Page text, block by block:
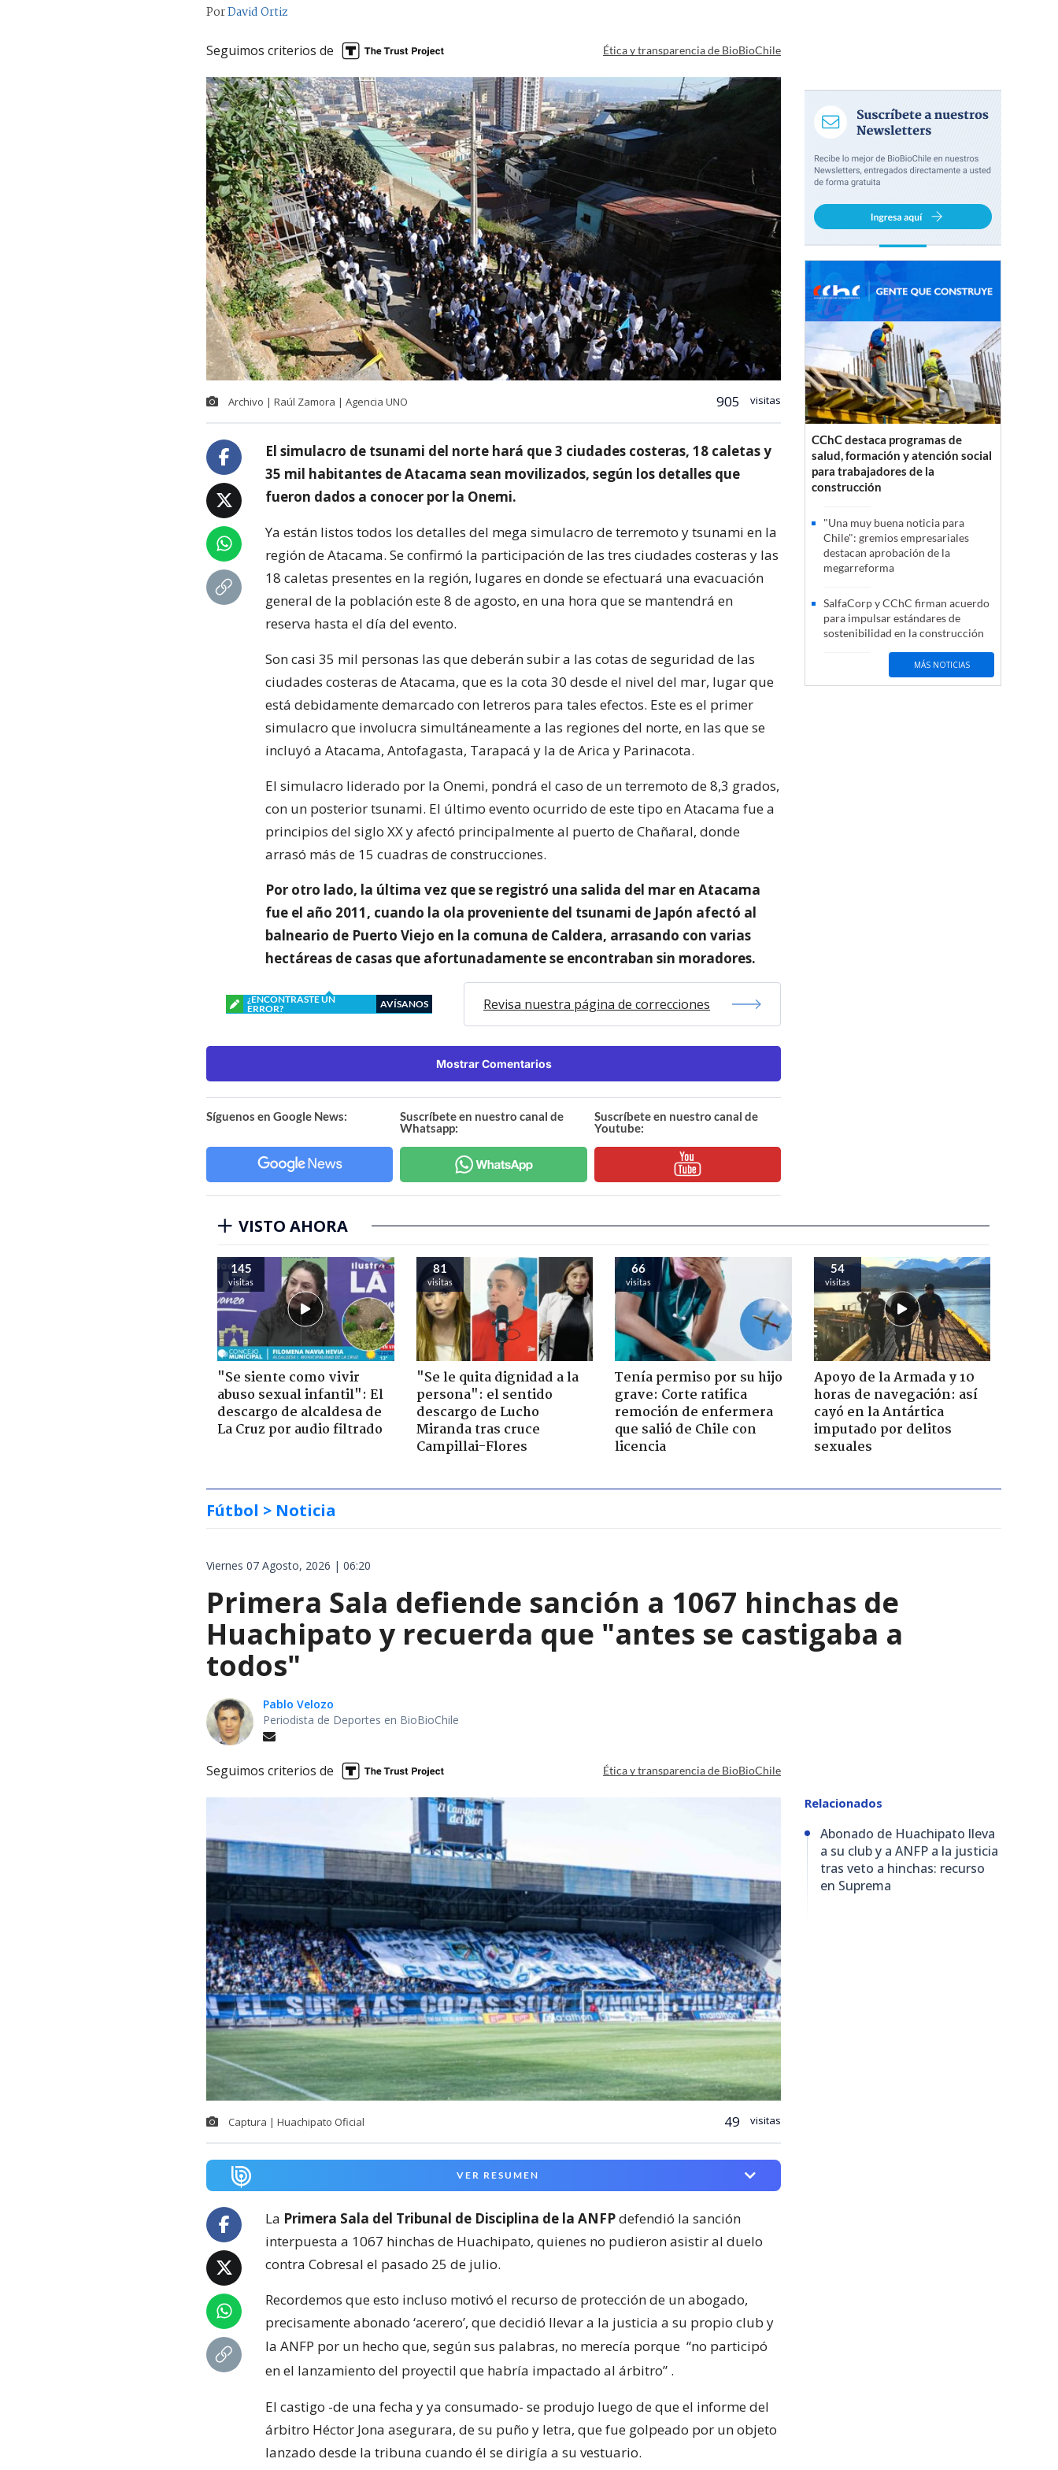
PorDavid Ortiz
Seguimos criterios de Ética y transparencia de BioBioChile
Archivo | Raúl Zamora | Agencia UNO 905 visitas
El simulacro de tsunami del norte hará que 3 ciudades costeras, 18 caletas y
35 mil habitantes de Atacama sean movilizados, según los detalles que
fueron dados a conocer por la Onemi.
Ya están listos todos los detalles del mega simulacro de terremoto y tsunami en la
región de Atacama. Se confirmó la participación de las tres ciudades costeras y las
18 caletas presentes en la región, lugares en donde se efectuará una evacuación
general de la población este 8 de agosto, en una hora que se mantendrá en
reserva hasta el día del evento.
Son casi 35 mil personas las que deberán subir a las cotas de seguridad de las
ciudades costeras de Atacama, que es la cota 30 desde el nivel del mar, lugar que
está debidamente demarcado con letreros para tales efectos. Este es el primer
simulacro que involucra simultáneamente a las regiones del norte, en las que se
incluyó a Atacama, Antofagasta, Tarapacá y la de Arica y Parinacota.
El simulacro liderado por la Onemi, pondrá el caso de un terremoto de 8,3 grados,
con un posterior tsunami. El último evento ocurrido de este tipo en Atacama fue a
principios del siglo XX y afectó principalmente al puerto de Chañaral, donde
arrasó más de 15 cuadras de construcciones.
Por otro lado, la última vez que se registró una salida del mar en Atacama
fue el año 2011, cuando la ola proveniente del tsunami de Japón afectó al
balneario de Puerto Viejo en la comuna de Caldera, arrasando con varias
hectáreas de casas que afortunadamente se encontraban sin moradores.
¿ENCONTRASTE UN
ERROR?
AVÍSANOS Revisa nuestra página de correcciones
Mostrar Comentarios
Síguenos en Google News:
Suscríbete en nuestro canal de
Whatsapp:
Suscríbete en nuestro canal de
Youtube:
CChC destaca programas de
salud, formación y atención social
para trabajadores de la
construcción
"Una muy buena noticia para
Chile": gremios empresariales
destacan aprobación de la
megarreforma
SalfaCorp y CChC firman acuerdo
para impulsar estándares de
sostenibilidad en la construcción
MÁS NOTICIAS
VISTO AHORA
145
visitas
"Se siente como vivir
abuso sexual infantil": El
descargo de alcaldesa de
La Cruz por audio filtrado
81
visitas
"Se le quita dignidad a la
persona": el sentido
descargo de Lucho
Miranda tras cruce
Campillai-Flores
66
visitas
Tenía permiso por su hijo
grave: Corte ratifica
remoción de enfermera
que salió de Chile con
licencia
54
visitas
Apoyo de la Armada y 10
horas de navegación: así
cayó en la Antártica
imputado por delitos
sexuales
Fútbol > Noticia
Viernes 07 Agosto, 2026 | 06:20
Primera Sala defiende sanción a 1067 hinchas de
Huachipato y recuerda que "antes se castigaba a
todos"
Pablo Velozo
Periodista de Deportes en BioBioChile
Seguimos criterios de Ética y transparencia de BioBioChile
Captura | Huachipato Oficial 49 visitas
VER RESUMEN
La Primera Sala del Tribunal de Disciplina de la ANFPdefendió la sanción
interpuesta a 1067 hinchas de Huachipato, quienes no pudieron asistir al duelo
contra Cobresal el pasado 25 de julio.
Recordemos que esto incluso motivó el recurso de protección de un abogado,
precisamente abonado ‘acerero’, que decidió llevar a la justicia a su propio club y
la ANFP por un hecho que, según sus palabras, no merecía porque “no participó
en el lanzamiento del proyectil que habría impactado al árbitro” .
El castigo -de una fecha y ya consumado- se produjo luego de que el informe del
árbitro Héctor Jona asegurara, de su puño y letra, que fue golpeado por un objeto
lanzado desde la tribuna cuando él se dirigía a su vestuario.
Relacionados
Abonado de Huachipato lleva
a su club y a ANFP a la justicia
tras veto a hinchas: recurso
en Suprema